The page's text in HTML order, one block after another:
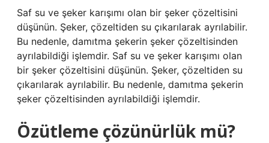
Saf su ve şeker karışımı olan bir şeker çözeltisini
düşünün. Şeker, çözeltiden su çıkarılarak ayrılabilir.
Bu nedenle, damıtma şekerin şeker çözeltisinden
ayrılabildiği işlemdir. Saf su ve şeker karışımı olan
bir şeker çözeltisini düşünün. Şeker, çözeltiden su
çıkarılarak ayrılabilir. Bu nedenle, damıtma şekerin
şeker çözeltisinden ayrılabildiği işlemdir.
Özütleme çözünürlük mü?